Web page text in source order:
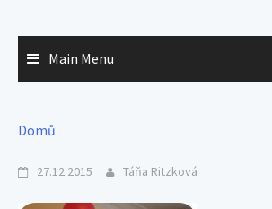
Main Menu
Domů
27.12.2015 Táňa Ritzková